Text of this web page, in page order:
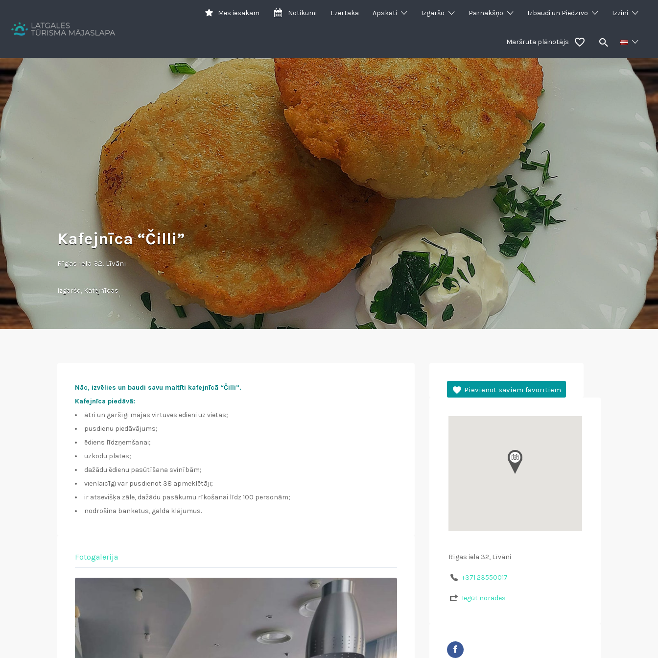
Tavs brīvdienu ceļvedis
Mēs iesakām Notikumi Ezertaka Apskati Izgaršo Pārnakšņo Izbaudi un Piedzīvo Izzini
Maršruta plānotājs
Kafejnīca “Čilli”
Rīgas iela 32, Līvāni
Izgaršo, Kafejnīcas
Nāc, izvēlies un baudi savu maltīti kafejnīcā “Čilli”.
Kafejnīca piedāvā:
ātri un garšīgi mājas virtuves ēdieni uz vietas;
pusdienu piedāvājums;
ēdiens līdzņemšanai;
uzkodu plates;
dažādu ēdienu pasūtīšana svinībām;
vienlaicīgi var pusdienot 38 apmeklētāji;
ir atsevišķa zāle, dažādu pasākumu rīkošanai līdz 100 personām;
nodrošina banketus, galda klājumus.
Fotogalerija Rīgas iela 32, Līvāni
+371 23550017
Iegūt norādes